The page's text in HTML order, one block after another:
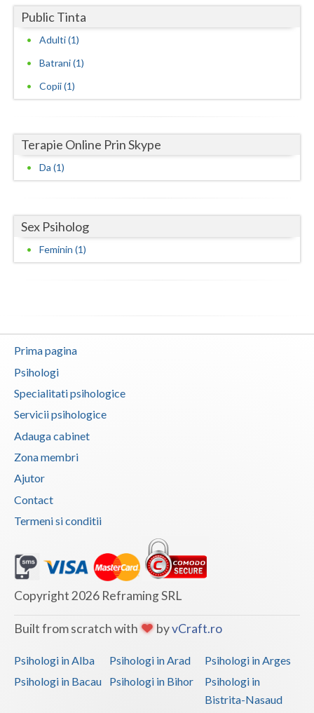
Hunedoara
Ialomita
Iasi
Ilfov
Mehedinti
Mures
Olt
Prahova
Suceava
Teleorman
Tulcea
Valcea
Public Tinta
Adulti (1)
Batrani (1)
Copii (1)
Terapie Online Prin Skype
Da (1)
Sex Psiholog
Feminin (1)
Prima pagina
Psihologi
Specialitati psihologice
Servicii psihologice
Adauga cabinet
Zona membri
Ajutor
Contact
Termeni si conditii
Copyright 2026 Reframing SRL
Built from scratch with byvCraft.ro
Psihologi in Alba Psihologi in Arad
Psihologi in Arges
Psihologi in Bacau
Psihologi in Bihor
Psihologi in
Bistrita-Nasaud